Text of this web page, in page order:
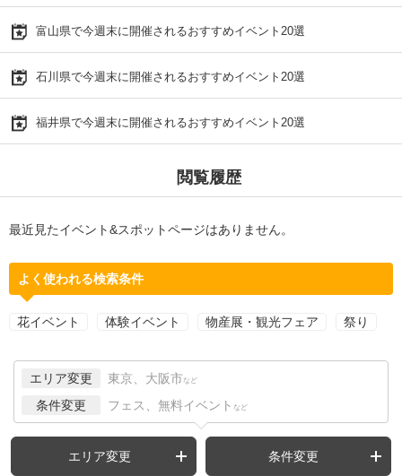
富山県で今週末に開催されるおすすめイベント20選
石川県で今週末に開催されるおすすめイベント20選
福井県で今週末に開催されるおすすめイベント20選
閲覧履歴
最近見たイベント&スポットページはありません。
よく使われる検索条件
花イベント 体験イベント 物産展・観光フェア 祭り
エリア変更 東京、大阪市 など
条件変更 フェス、無料イベント など
エリア変更 条件変更